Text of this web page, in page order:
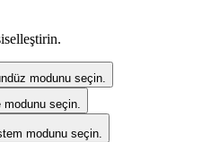
modunu seçin.
modunu seçin.
modunu seçin.